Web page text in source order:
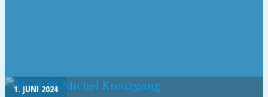
1. JUNI 2024